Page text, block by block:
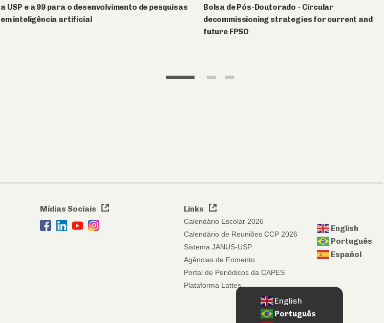
a USP e a 99 para o desenvolvimento de pesquisas
em inteligência artificial
Bolsa de Pós-Doutorado - Circular
decommissioning strategies for current and
future FPSO
1 2 3
Mídias Sociais Links
Calendário Escolar 2026
Calendário de Reuniões CCP 2026
Sistema JANUS-USP
Agências de Fomento
Portal de Periódicos da CAPES
Plataforma Lattes
English
Português
Español
English
Português